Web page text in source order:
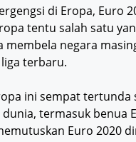
di Eropa, Euro
tentu salah satu
membela negara
terbaru.
ini sempat
termasuk benua
Euro 2020